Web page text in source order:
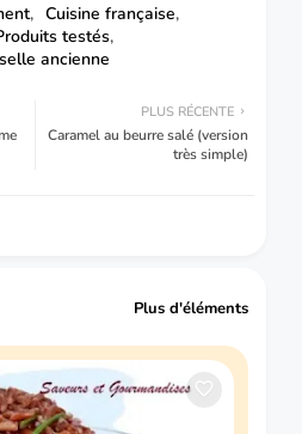
Cuisine française
testés
ancienne
PLUS RÉCENTE
Caramel au beurre salé (version
très simple)
Plus d'éléments